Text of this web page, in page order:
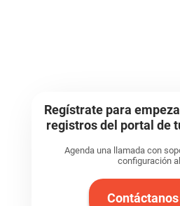
Regístrate para
registros del portal de
Agenda una llamada con
configuración